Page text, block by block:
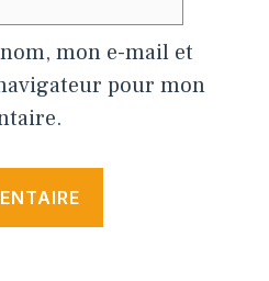
mon e-mail et
pour mon